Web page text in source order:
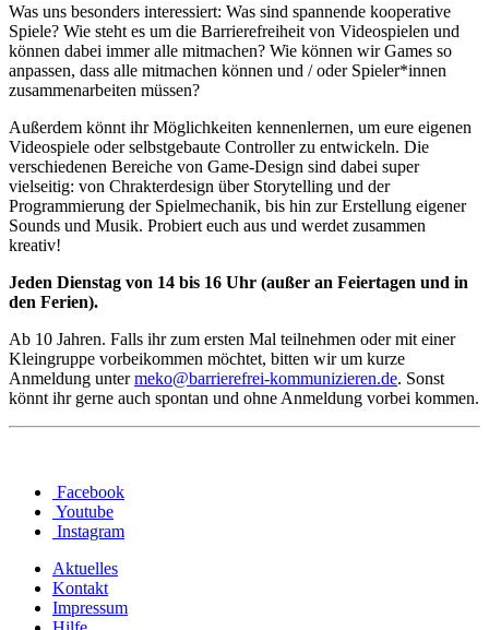
Was uns besonders interessiert: Was sind spannende kooperative
Spiele? Wie steht es um die Barrierefreiheit von Videospielen und
können dabei immer alle mitmachen? Wie können wir Games so
anpassen, dass alle mitmachen können und / oder Spieler*innen
zusammenarbeiten müssen?
Außerdem könnt ihr Möglichkeiten kennenlernen, um eure eigenen
Videospiele oder selbstgebaute Controller zu entwickeln. Die
verschiedenen Bereiche von Game-Design sind dabei super
vielseitig: von Chrakterdesign über Storytelling und der
Programmierung der Spielmechanik, bis hin zur Erstellung eigener
Sounds und Musik. Probiert euch aus und werdet zusammen
kreativ!
Jeden Dienstag von 14 bis 16 Uhr (außer an Feiertagen und in
den Ferien).
Ab 10 Jahren. Falls ihr zum ersten Mal teilnehmen oder mit einer
Kleingruppe vorbeikommen möchtet, bitten wir um kurze
Anmeldung untermeko@barrierefrei-kommunizieren.de. Sonst
könnt ihr gerne auch spontan und ohne Anmeldung vorbei kommen.
Facebook
Youtube
Instagram
Aktuelles
Kontakt
Impressum